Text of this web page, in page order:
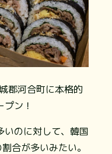
郡河合町に本格的
ン！
いのに対して、韓国
合が多いみたい。